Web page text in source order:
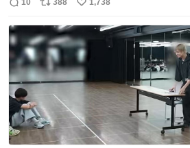
過去の放送は↓ https://t.co/
https://t.co/k5E0RNwpyK
返
信
数
10
リ
ポ
ス
ト
数
388
い
い
ね
数
1,738